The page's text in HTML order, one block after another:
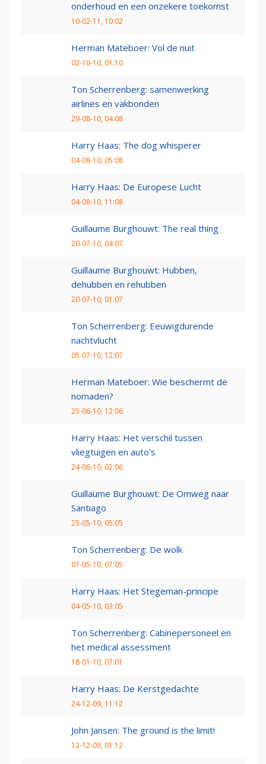
onderhoud en een onzekere toekomst
10-02-11, 10:02
Herman Mateboer: Vol de nuit
02-10-10, 01:10
Ton Scherrenberg: samenwerking
airlines en vakbonden
29-08-10, 04:08
Harry Haas: The dog whisperer
04-08-10, 05:08
Harry Haas: De Europese Lucht
04-08-10, 11:08
Guillaume Burghouwt: The real thing
20-07-10, 04:07
Guillaume Burghouwt: Hubben,
dehubben en rehubben
20-07-10, 01:07
Ton Scherrenberg: Eeuwigdurende
nachtvlucht
05-07-10, 12:07
Herman Mateboer: Wie beschermt de
nomaden?
25-06-10, 12:06
Harry Haas: Het verschil tussen
vliegtuigen en auto's
24-06-10, 02:06
Guillaume Burghouwt: De Omweg naar
Santiago
25-05-10, 05:05
Ton Scherrenberg: De wolk
07-05-10, 07:05
Harry Haas: Het Stegeman-principe
04-05-10, 03:05
Ton Scherrenberg: Cabinepersoneel en
het medical assessment
18-01-10, 07:01
Harry Haas: De Kerstgedachte
24-12-09, 11:12
John Jansen: The ground is the limit!
12-12-09, 01:12